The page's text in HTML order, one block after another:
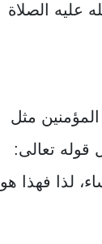
عليه الصلاة
مثل
تعالى:
لذا فهذا هو